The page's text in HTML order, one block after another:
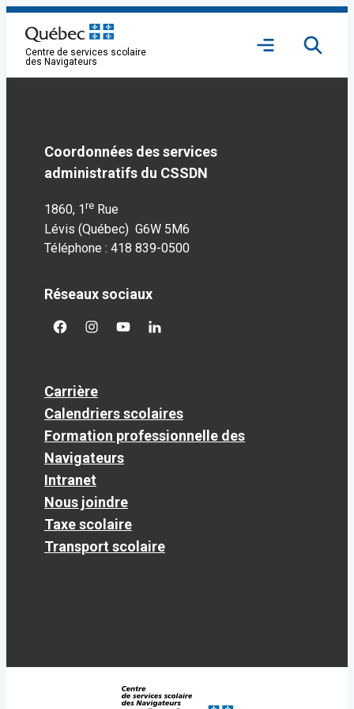
Aller
contenu
Centre de services scolaire
des Navigateurs
Ouvrir
Coordonnées des services
administratifs du CSSDN
1860, 1 re Rue
Lévis (Québec) G6W 5M6
Téléphone : 418 839-0500
Réseaux sociaux
facebookgoogleplus
googleplusgoogleplus
Carrière
Calendriers scolaires
Formation professionnelle des
Navigateurs
Intranet
Nous joindre
Taxe scolaire
Transport scolaire